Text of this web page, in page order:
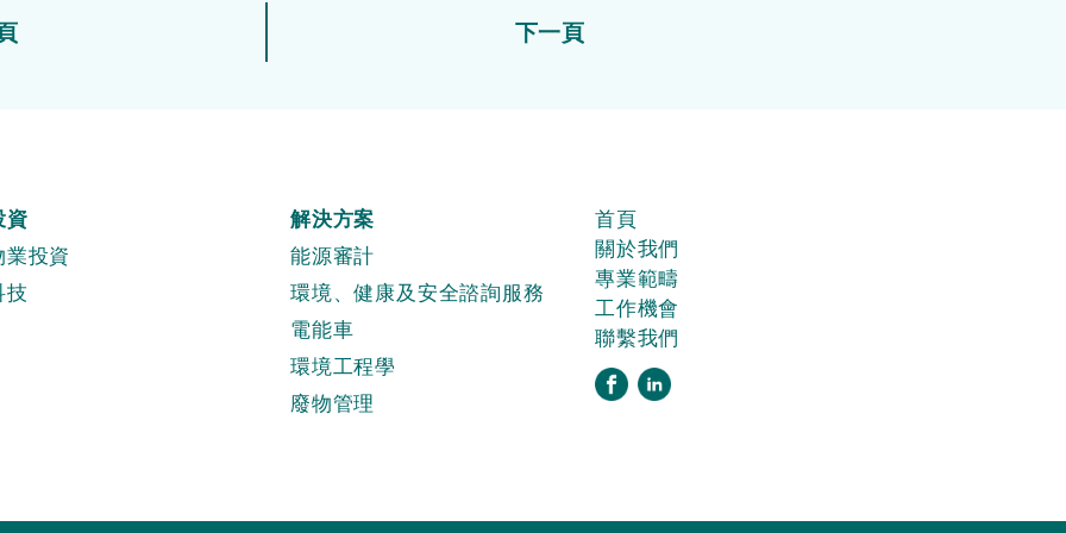
下一頁
資
業投資
技
解決方案
能源審計
環境、健康及安全諮詢服務
電能車
環境工程學
廢物管理
首頁
關於我們
專業範疇
工作機會
聯繫我們